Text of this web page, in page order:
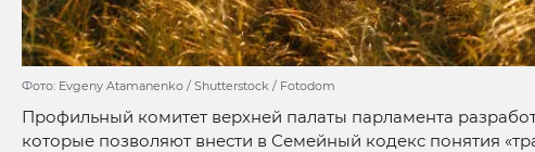
Фото: Evgeny Atamanenko / Shutterstock / Fotodom
Профильный комитет верхней палаты парламента
которые позволяют внести в Семейный кодекс понятия